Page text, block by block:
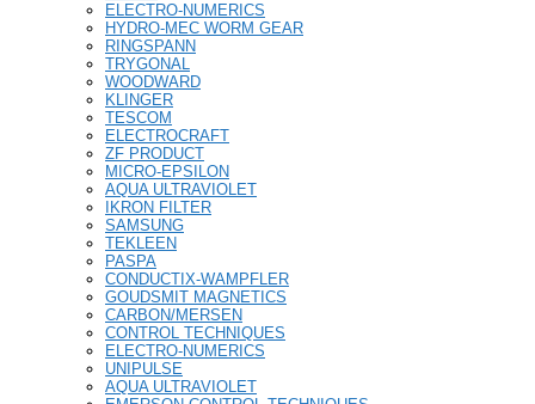
ELECTRO-NUMERICS
HYDRO-MEC WORM GEAR
RINGSPANN
TRYGONAL
WOODWARD
KLINGER
TESCOM
ELECTROCRAFT
ZF PRODUCT
MICRO-EPSILON
AQUA ULTRAVIOLET
IKRON FILTER
SAMSUNG
TEKLEEN
PASPA
CONDUCTIX-WAMPFLER
GOUDSMIT MAGNETICS
CARBON/MERSEN
CONTROL TECHNIQUES
ELECTRO-NUMERICS
UNIPULSE
AQUA ULTRAVIOLET